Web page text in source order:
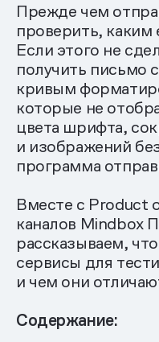
Прежде чем
проверить, каким
Если этого не
получить письмо
кривым
которые не
цвета шрифта,
и изображений
программа
Вместе с Product
каналов Mindbox
рассказываем,
сервисы для
и чем они
Содержание: